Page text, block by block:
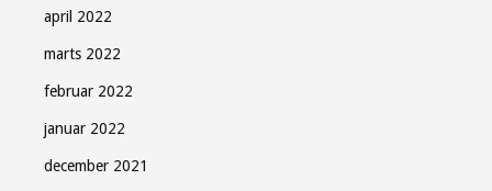
april 2022
marts 2022
februar 2022
januar 2022
december 2021